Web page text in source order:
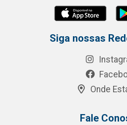
Siga nossas
Onde
Fale